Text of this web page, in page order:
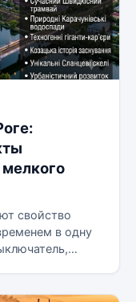
свойство
в одну